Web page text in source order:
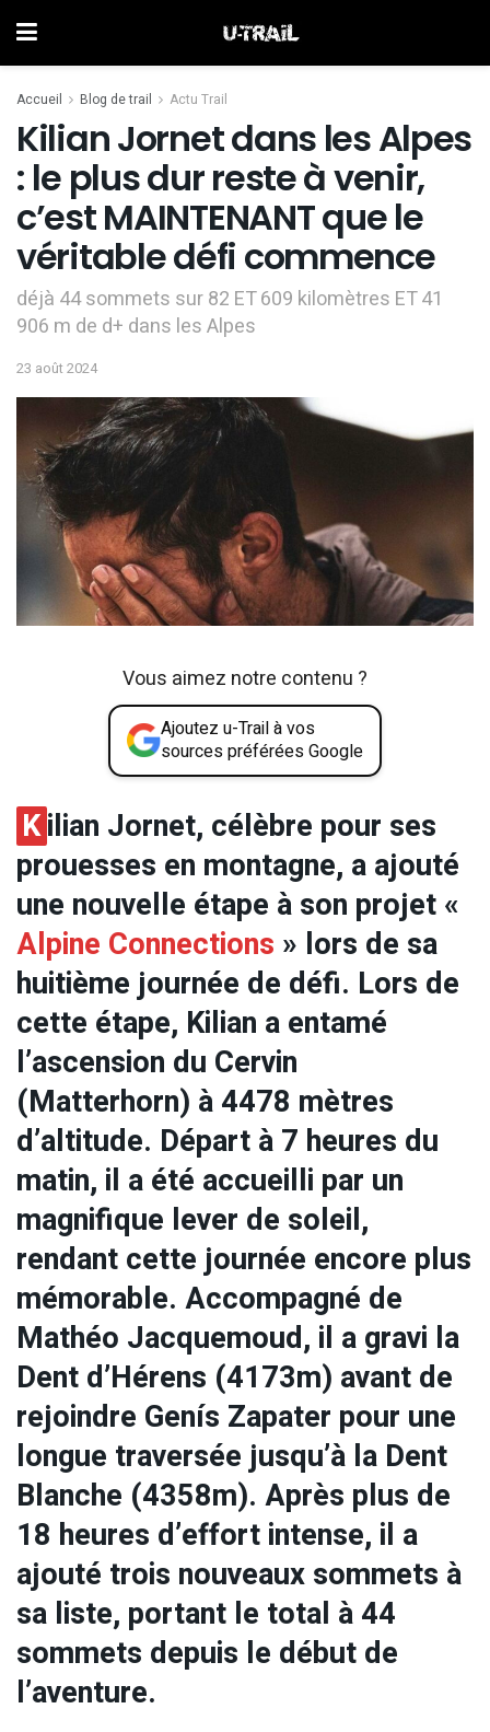
Accueil Blog de trail Actu Trail
Kilian Jornet dans les Alpes
: le plus dur reste à venir,
c’est MAINTENANT que le
véritable défi commence
déjà 44 sommets sur 82 ET 609 kilomètres ET 41
906 m de d+ dans les Alpes
23 août 2024
Vous aimez notre contenu ?
Ajoutez u-Trail à vos
sources préférées Google
Kilian Jornet, célèbre pour ses
prouesses en montagne, a ajouté
une nouvelle étape à son projet «
Alpine Connections » lors de sa
huitième journée de défi. Lors de
cette étape, Kilian a entamé
l’ascension du Cervin
(Matterhorn) à 4478 mètres
d’altitude. Départ à 7 heures du
matin, il a été accueilli par un
magnifique lever de soleil,
rendant cette journée encore plus
mémorable. Accompagné de
Mathéo Jacquemoud, il a gravi la
Dent d’Hérens (4173m) avant de
rejoindre Genís Zapater pour une
longue traversée jusqu’à la Dent
Blanche (4358m). Après plus de
18 heures d’effort intense, il a
ajouté trois nouveaux sommets à
sa liste, portant le total à 44
sommets depuis le début de
l’aventure.